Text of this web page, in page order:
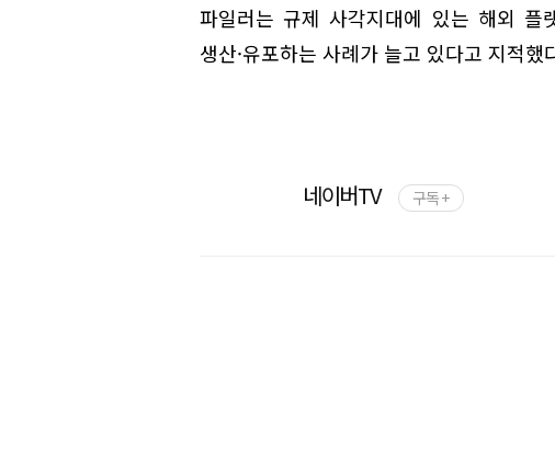
파일러는 규제 사각지대에 있는 해외 플
생산·유포하는 사례가 늘고 있다고 지적했
네이버TV 구독 +